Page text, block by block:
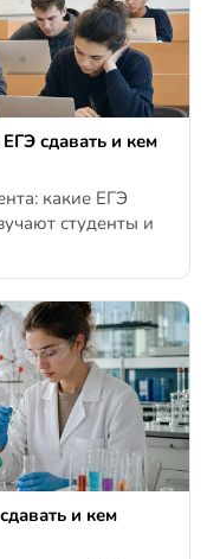
ЕГЭ сдавать и кем
какие ЕГЭ
студенты и
и кем